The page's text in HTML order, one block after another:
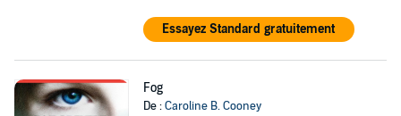
Essayez Standard gratuitement
Fog
De :Caroline B. Cooney